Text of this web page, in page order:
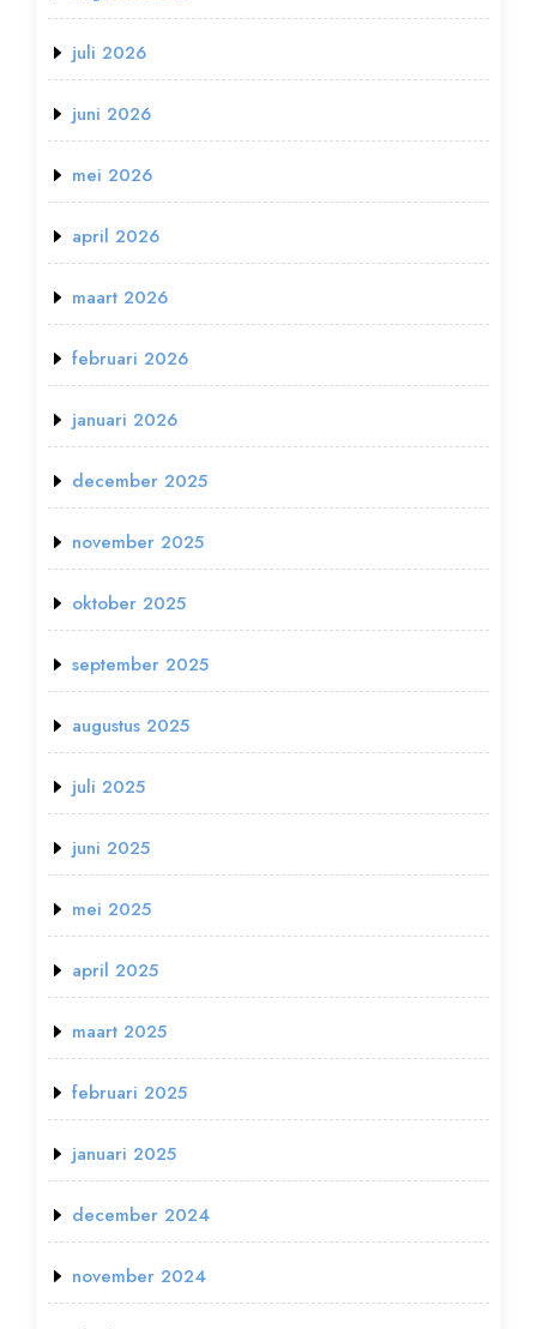
juli 2026
juni 2026
mei 2026
april 2026
maart 2026
februari 2026
januari 2026
december 2025
november 2025
oktober 2025
september 2025
augustus 2025
juli 2025
juni 2025
mei 2025
april 2025
maart 2025
februari 2025
januari 2025
december 2024
november 2024